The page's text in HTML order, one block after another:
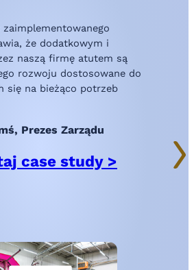
że dodatkowym i
naszą firmę atutem są
rozwoju dostosowane do
się na bieżąco potrzeb
Prezes Zarządu
case study >